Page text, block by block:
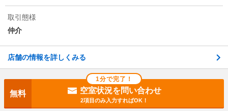
物件備考
取引態様
仲介
店舗の情報を詳しくみる
1分で完了！
無料 空室状況を問い合わせ
2項目のみ入力すればOK！